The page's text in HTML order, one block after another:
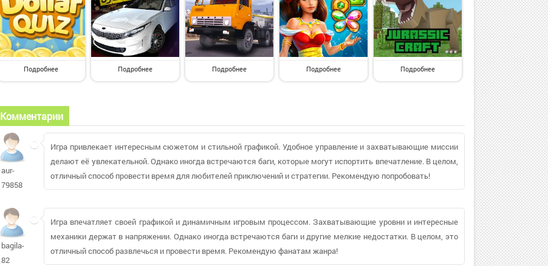
Подробнее Подробнее Подробнее Подробнее Подробнее
Комментарии
aur-
79858
Игра привлекает интересным сюжетом и стильной графикой. Удобное управление и захватывающие миссии
делают её увлекательной. Однако иногда встречаются баги, которые могут испортить впечатление. В целом,
отличный способ провести время для любителей приключений и стратегии. Рекомендую попробовать!
bagila-
82
Игра впечатляет своей графикой и динамичным игровым процессом. Захватывающие уровни и интересные
механики держат в напряжении. Однако иногда встречаются баги и другие мелкие недостатки. В целом, это
отличный способ развлечься и провести время. Рекомендую фанатам жанра!